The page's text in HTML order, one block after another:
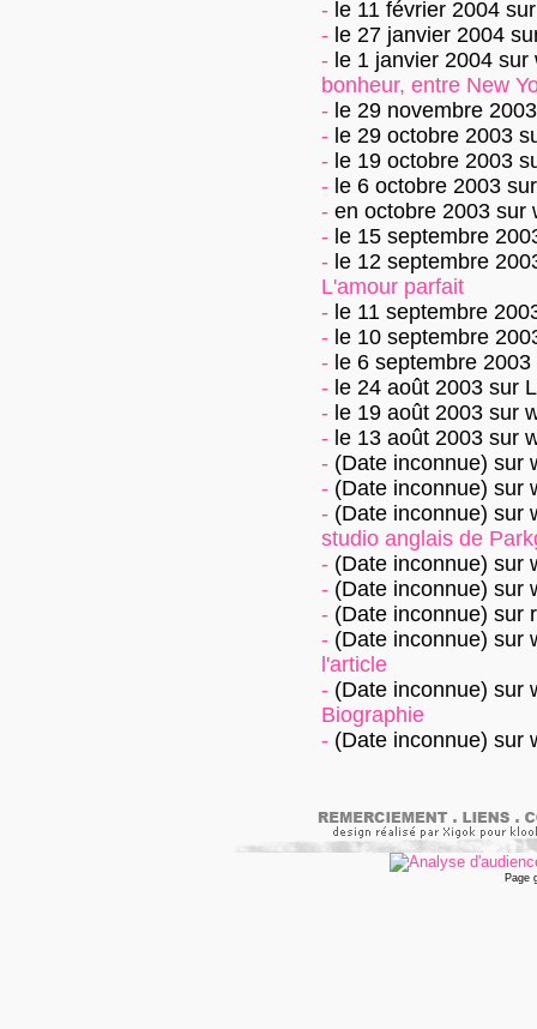
- le 11 février 2004
- le 27 janvier 2004
- le 1 janvier 2004 sur
bonheur, entre New
- le 29 novembre 2003
- le 29 octobre 2003
- le 19 octobre 2003
- le 6 octobre 2003
- en octobre 2003 sur
- le 15 septembre
- le 12 septembre
L'amour parfait
- le 11 septembre
- le 10 septembre
- le 6 septembre 2003
- le 24 août 2003 sur
- le 19 août 2003 sur
- le 13 août 2003 sur
- (Date inconnue) sur
- (Date inconnue) sur
- (Date inconnue) sur
studio anglais de
- (Date inconnue) sur
- (Date inconnue) sur
- (Date inconnue) sur
- (Date inconnue) sur
l'article
- (Date inconnue) sur
Biographie
- (Date inconnue) sur
Page